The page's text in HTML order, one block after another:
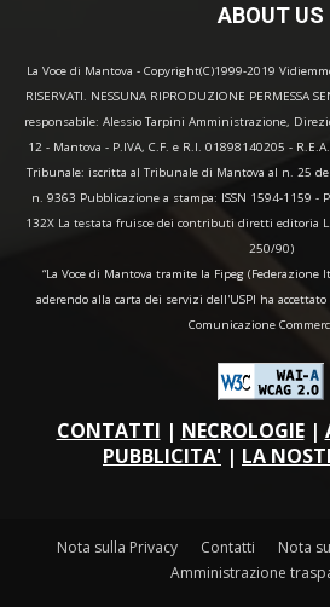
ABOUT US
La Voce di Mantova - Copyright(C)1999-2019
RISERVATI. NESSUNA RIPRODUZIONE PERMESSA
responsabile: Alessio Tarpini Amministrazione,
12 - Mantova - P.IVA, C.F. e R.I. 01898140205 -
Tribunale: iscritta al Tribunale di Mantova al n. 25
n. 9363 Pubblicazione a stampa: ISSN 1594-1159 -
132X La testata fruisce dei contributi diretti editoria
250/90)
“La Voce di Mantova tramite la Fipeg (Federazione
aderendo alla carta dei servizi dell'USPI ha
Comunicazione
CONTATTI | NECROLOGIE|
PUBBLICITA' | LA
Nota sulla Privacy Contatti
Nota
Amministrazione